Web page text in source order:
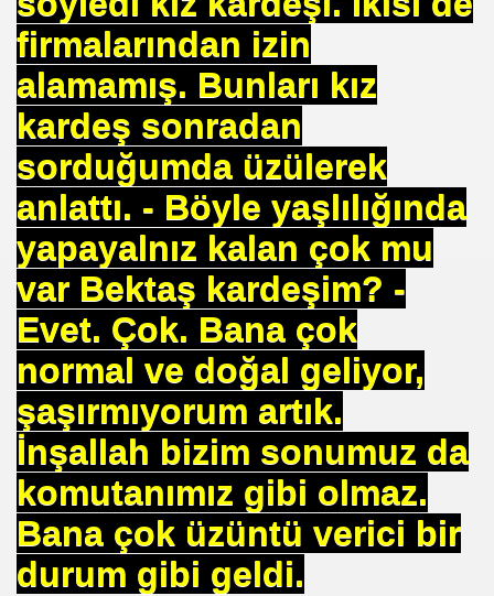
firmalarından izin
alamamış. Bunları kız
kardeş sonradan
sorduğumda üzülerek
anlattı. - Böyle yaşlılığında
yapayalnız kalan çok mu
var Bektaş kardeşim? -
Evet. Çok. Bana çok
normal ve doğal geliyor,
şaşırmıyorum artık.
İnşallah bizim sonumuz da
komutanımız gibi olmaz.
Bana çok üzüntü verici bir
durum gibi geldi.
.Dr.Hamdi KALYONCU
LÜTFÜ OFLAZ
21NCİ YY.Cuma da Halife adına Hutbe Okunan Ülkeler
EDİLİYOR YOSA
969 HAREKETİ